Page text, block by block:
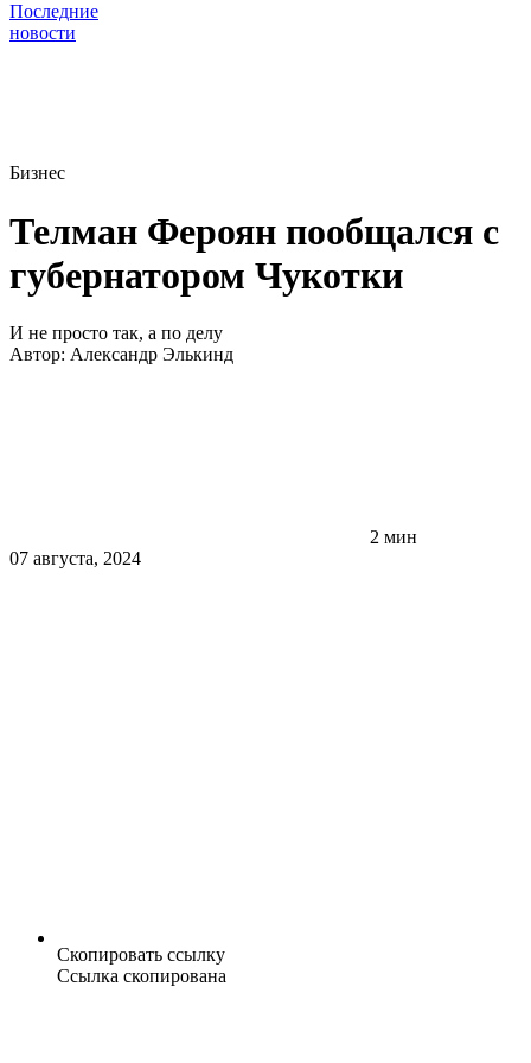
Последние
новости
Бизнес
Телман Фероян пообщался с
губернатором Чукотки
И не просто так, а по делу
Автор: Александр Элькинд
2 мин
07 августа, 2024
Скопировать ссылку
Ссылка скопирована